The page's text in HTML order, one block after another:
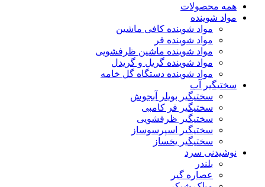
همه محصولات
مواد شوینده
مواد شوینده کافی ماشین
مواد شوینده فر
مواد شوینده ماشین ظرفشویی
مواد شوینده گریل و گریدل
مواد شوینده دستگاه گل خامه
سختیگیر آب
سختیگیر بویلر آبجوش
سختیگیر فر کامبی
سختیگیر ظرفشویی
سختیگیر اسپرسوساز
سختیگیر یخساز
نوشیدنی سرد
بلندر
عصاره گیر